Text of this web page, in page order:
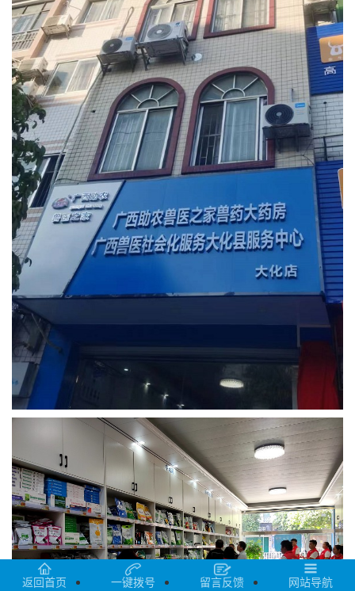
返回首页 一键拨号 留言反馈 网站导航